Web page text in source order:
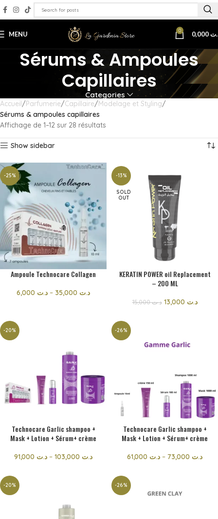
MENU 0
Sérums & Ampoules
Capillaires
Categories
Accueil Parfumerie Capillaire Modelage et Styling
Sérums & ampoules capillaires
Affichage de 1–12 sur 28 résultats
Show sidebar
-25%
Ampoule Technocare Collagen
د.ت – د.ت
-13%
SOLD
OUT
KERATIN POWER oil Replacement
– 200 ML
د.ت15,000 د.ت
-20%
Technocare Garlic shampoo +
Mask + Lotion + Sérum+ crème
د.ت – د.ت
-26%
Technocare Garlic shampoo +
Mask + Lotion + Sérum+ crème
د.ت – د.ت
-20% -26%